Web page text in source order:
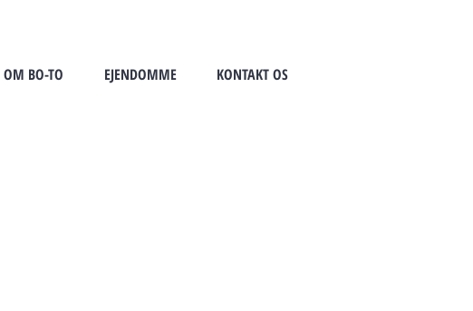
OM BO-TO EJENDOMME KONTAKT OS